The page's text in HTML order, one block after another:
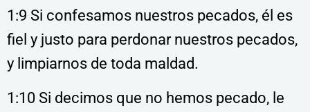
1:9 Si confesamos nuestros pecados, él es
fiel y justo para perdonar nuestros pecados,
y limpiarnos de toda maldad.
1:10 Si decimos que no hemos pecado, le